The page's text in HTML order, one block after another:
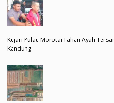
Kejari Pulau Morotai Tahan Ayah
Kandung